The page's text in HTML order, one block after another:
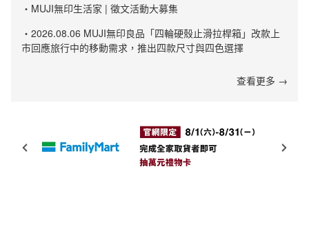
・MUJI無印生活家 | 徵文活動大募集
・2026.08.06 MUJI無印良品「四輪硬殼止滑拉桿箱」改款上
市回應旅行中的移動需求，推出四款尺寸與四色選擇
查看更多 →